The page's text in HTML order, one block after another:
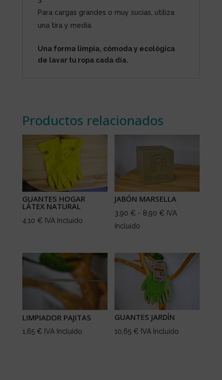
Para cargas grandes o muy sucias, utiliza
una tira y media.
Una forma limpia, cómoda y ecológica
de lavar tu ropa cada día.
Productos relacionados
GUANTES HOGAR
LÁTEX NATURAL
4,10 € IVA Incluido
JABÓN MARSELLA
3,90 € - 8,90 € Rango
3,90 €
hasta
8,90 €
IVA
Incluido
LIMPIADOR PAJITAS
1,65 € IVA Incluido
GUANTES JARDÍN
10,65 € IVA Incluido